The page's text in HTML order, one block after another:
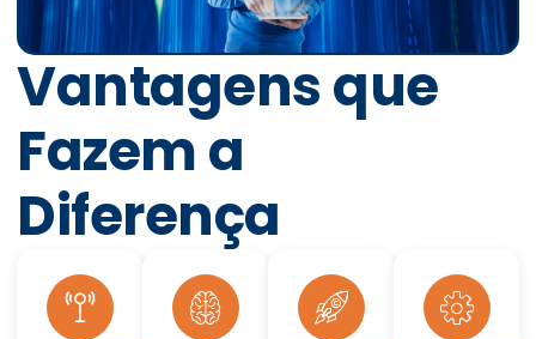
Vantagens que
Fazem a
Diferença